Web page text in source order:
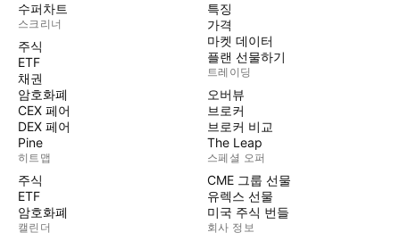
수퍼차트
스크리너
주식
ETF
채권
암호화폐
CEX 페어
DEX 페어
Pine
히트맵
주식
ETF
암호화폐
캘린더
특징
가격
마켓 데이터
플랜 선물하기
트레이딩
오버뷰
브로커
브로커 비교
The Leap
스페셜 오퍼
CME 그룹 선물
유렉스 선물
미국 주식 번들
회사 정보